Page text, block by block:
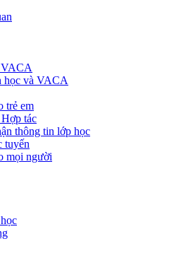
học và VACA
trẻ em
tác
thông tin lớp học
tuyến
mọi người